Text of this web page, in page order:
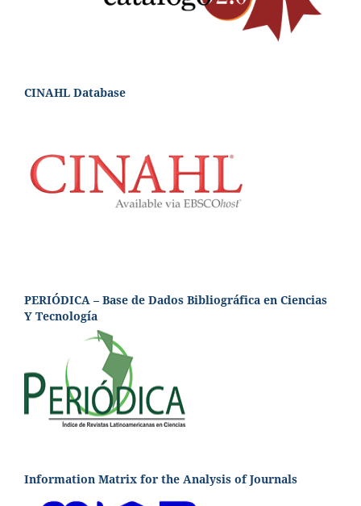
CINAHL Database
PERIÓDICA – Base de Dados Bibliográfica en Ciencias
Y Tecnología
Information Matrix for the Analysis of Journals